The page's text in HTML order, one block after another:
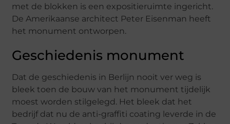
met de blokken is een expositieruimte ingericht.
De Amerikaanse architect Peter Eisenman heeft
het monument ontworpen.
Geschiedenis monument
Dat de geschiedenis in Berlijn nooit ver weg is
bleek toen de bouw van het monument tijdelijk
moest worden stilgelegd. Het bleek dat het
bedrijf dat nu de anti-graffiti coating leverde in de